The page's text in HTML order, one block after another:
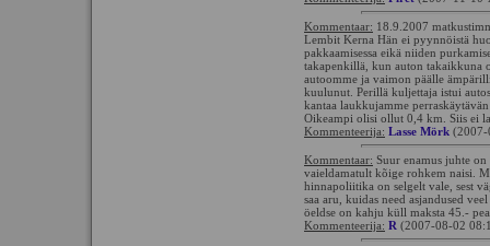
Kommentaar: 18.9.2007
Lembit Kerna Hän ei pyynnöistä
pakkaamisessa eikä niiden
takapenkillä, kun auton takaikkuna
autoomme ja vaimon päälle
kuulunut. Perillä kuljettaja istui
kantaa laukkujamme
Oikeampi olisi ollut 0,4 km. Siis ei
Kommenteerija: Lasse Mörk
Kommentaar: Suur enamus juhte
vaieldamatult kõige rohkem naisi.
hinnapoliitika on selgelt vale, sest
saa aru, kuidas need asjandused
öeldse on kahju küll maksta 45.-
Kommenteerija: R (2007-08-02